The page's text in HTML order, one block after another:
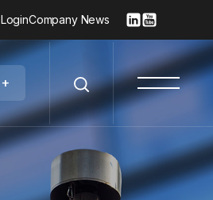
LoginCompany News
+